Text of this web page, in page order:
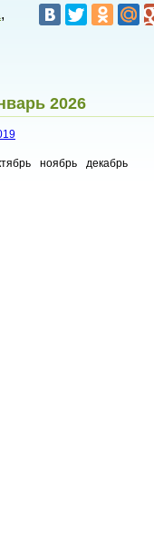
,
2026
ноябрь декабрь